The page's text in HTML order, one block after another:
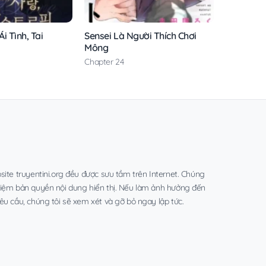
Tình, Tai
Sensei Là Người Thích Chơi
Mông
Chapter 24
truyentini.org đều được sưu tầm trên Internet. Chúng
bản quyền nội dung hiển thị. Nếu làm ảnh hưởng đến
cầu, chúng tôi sẽ xem xét và gỡ bỏ ngay lập tức.